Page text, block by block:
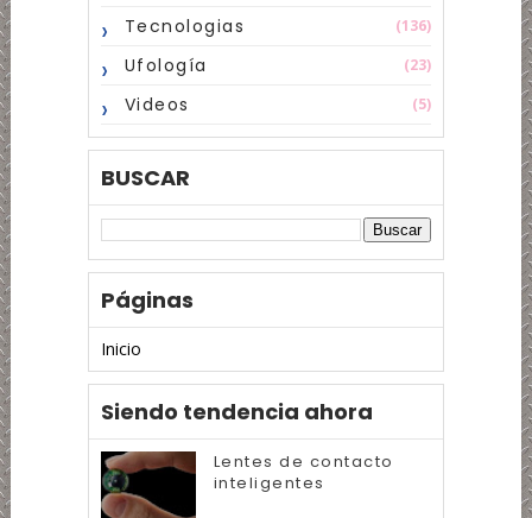
Tecnologias (136)
Ufología (23)
Videos (5)
BUSCAR
Páginas
Inicio
Siendo tendencia ahora
Lentes de contacto
inteligentes